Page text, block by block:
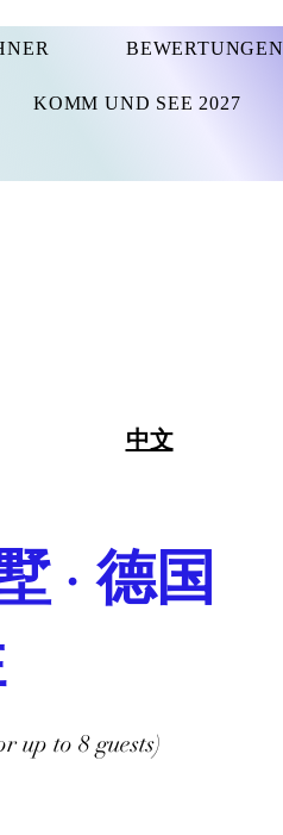
BEWERTUNGEN
KOMM UND SEE 2027
中文
· 德国
up to 8 guests)